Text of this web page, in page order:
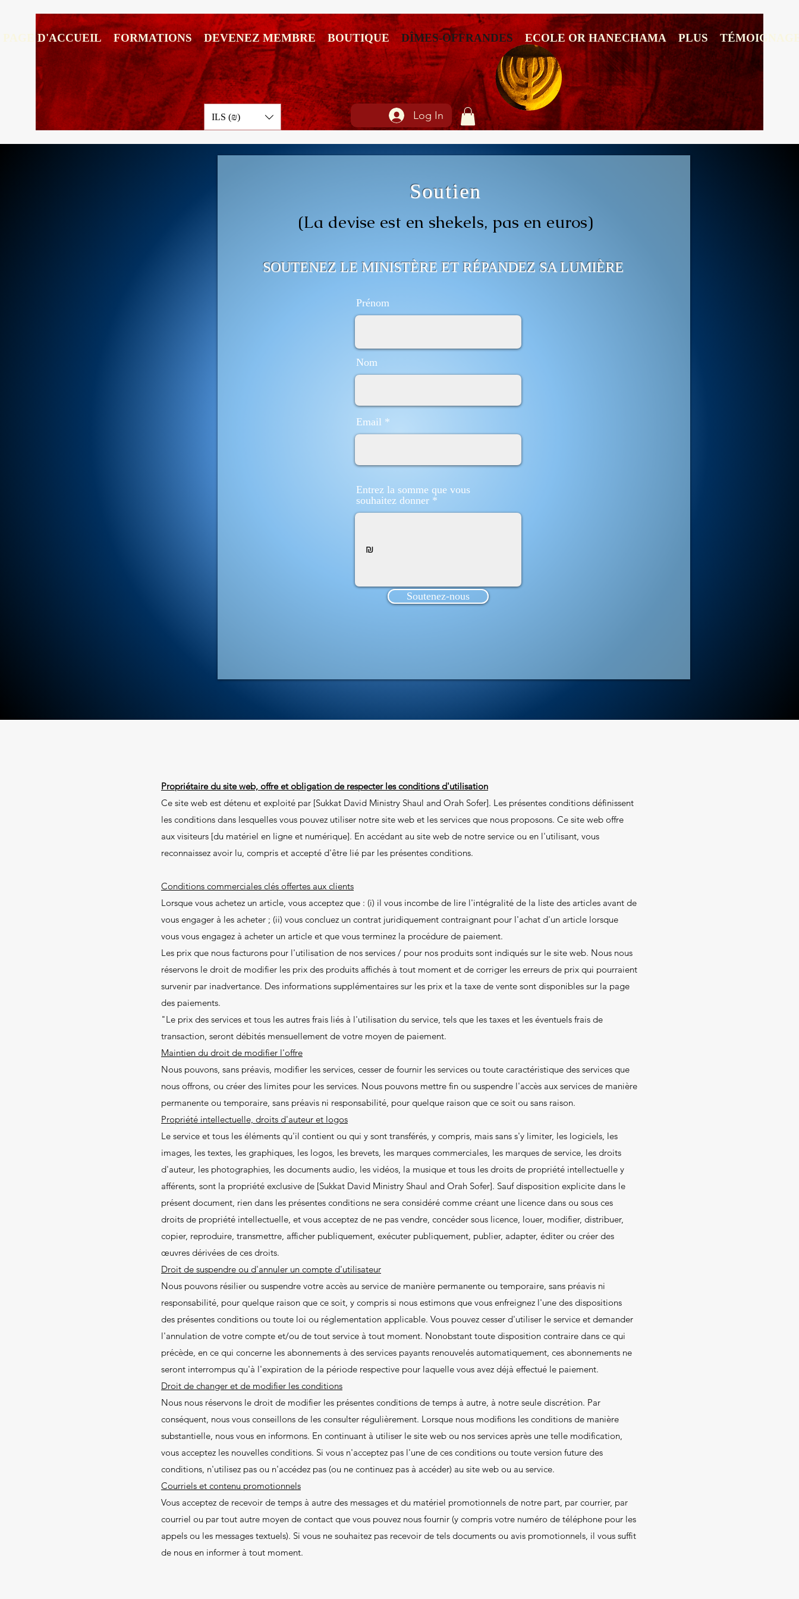
ILS (₪) Log In
PAGE D'ACCUEIL FORMATIONS DEVENEZ MEMBRE BOUTIQUE DÎMES-OFFRANDES ECOLE OR HANECHAMA PLUS
Soutien
(La devise est en shekels, pas en euros)
SOUTENEZ LE MINISTÈRE ET RÉPANDEZ SA LUMIÈRE
Prénom
Nom
Email
Entrez la somme que vous
souhaitez donner
₪
Soutenez-nous
Propriétaire du site web, offre et obligation de respecter les conditions d'utilisation
Ce site web est détenu et exploité par [Sukkat David Ministry Shaul and Orah Sofer]. Les présentes conditions définissent
les conditions dans lesquelles vous pouvez utiliser notre site web et les services que nous proposons. Ce site web offre
aux visiteurs [du matériel en ligne et numérique]. En accédant au site web de notre service ou en l'utilisant, vous
reconnaissez avoir lu, compris et accepté d'être lié par les présentes conditions.
Conditions commerciales clés offertes aux clients
Lorsque vous achetez un article, vous acceptez que : (i) il vous incombe de lire l'intégralité de la liste des articles avant de
vous engager à les acheter ; (ii) vous concluez un contrat juridiquement contraignant pour l'achat d'un article lorsque
vous vous engagez à acheter un article et que vous terminez la procédure de paiement.
Les prix que nous facturons pour l'utilisation de nos services / pour nos produits sont indiqués sur le site web. Nous nous
réservons le droit de modifier les prix des produits affichés à tout moment et de corriger les erreurs de prix qui pourraient
survenir par inadvertance. Des informations supplémentaires sur les prix et la taxe de vente sont disponibles sur la page
des paiements.
"Le prix des services et tous les autres frais liés à l'utilisation du service, tels que les taxes et les éventuels frais de
transaction, seront débités mensuellement de votre moyen de paiement.
Maintien du droit de modifier l'offre
Nous pouvons, sans préavis, modifier les services, cesser de fournir les services ou toute caractéristique des services que
nous offrons, ou créer des limites pour les services. Nous pouvons mettre fin ou suspendre l'accès aux services de manière
permanente ou temporaire, sans préavis ni responsabilité, pour quelque raison que ce soit ou sans raison.
Propriété intellectuelle, droits d'auteur et logos
Le service et tous les éléments qu'il contient ou qui y sont transférés, y compris, mais sans s'y limiter, les logiciels, les
images, les textes, les graphiques, les logos, les brevets, les marques commerciales, les marques de service, les droits
d'auteur, les photographies, les documents audio, les vidéos, la musique et tous les droits de propriété intellectuelle y
afférents, sont la propriété exclusive de [Sukkat David Ministry Shaul and Orah Sofer]. Sauf disposition explicite dans le
présent document, rien dans les présentes conditions ne sera considéré comme créant une licence dans ou sous ces
droits de propriété intellectuelle, et vous acceptez de ne pas vendre, concéder sous licence, louer, modifier, distribuer,
copier, reproduire, transmettre, afficher publiquement, exécuter publiquement, publier, adapter, éditer ou créer des
œuvres dérivées de ces droits.
Droit de suspendre ou d'annuler un compte d'utilisateur
Nous pouvons résilier ou suspendre votre accès au service de manière permanente ou temporaire, sans préavis ni
responsabilité, pour quelque raison que ce soit, y compris si nous estimons que vous enfreignez l'une des dispositions
des présentes conditions ou toute loi ou réglementation applicable. Vous pouvez cesser d'utiliser le service et demander
l'annulation de votre compte et/ou de tout service à tout moment. Nonobstant toute disposition contraire dans ce qui
précède, en ce qui concerne les abonnements à des services payants renouvelés automatiquement, ces abonnements ne
seront interrompus qu'à l'expiration de la période respective pour laquelle vous avez déjà effectué le paiement.
Droit de changer et de modifier les conditions
Nous nous réservons le droit de modifier les présentes conditions de temps à autre, à notre seule discrétion. Par
conséquent, nous vous conseillons de les consulter régulièrement. Lorsque nous modifions les conditions de manière
substantielle, nous vous en informons. En continuant à utiliser le site web ou nos services après une telle modification,
vous acceptez les nouvelles conditions. Si vous n'acceptez pas l'une de ces conditions ou toute version future des
conditions, n'utilisez pas ou n'accédez pas (ou ne continuez pas à accéder) au site web ou au service.
Courriels et contenu promotionnels
Vous acceptez de recevoir de temps à autre des messages et du matériel promotionnels de notre part, par courrier, par
courriel ou par tout autre moyen de contact que vous pouvez nous fournir (y compris votre numéro de téléphone pour les
appels ou les messages textuels). Si vous ne souhaitez pas recevoir de tels documents ou avis promotionnels, il vous suffit
de nous en informer à tout moment.